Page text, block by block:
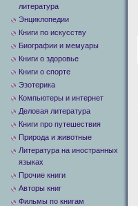
литература
Энциклопедии
Книги по искусству
Биографии и мемуары
Книги о здоровье
Книги о спорте
Эзотерика
Компьютеры и интернет
Деловая литература
Книги про путешествия
Природа и животные
Литература на иностранных
языках
Прочие книги
Авторы книг
Фильмы по книгам